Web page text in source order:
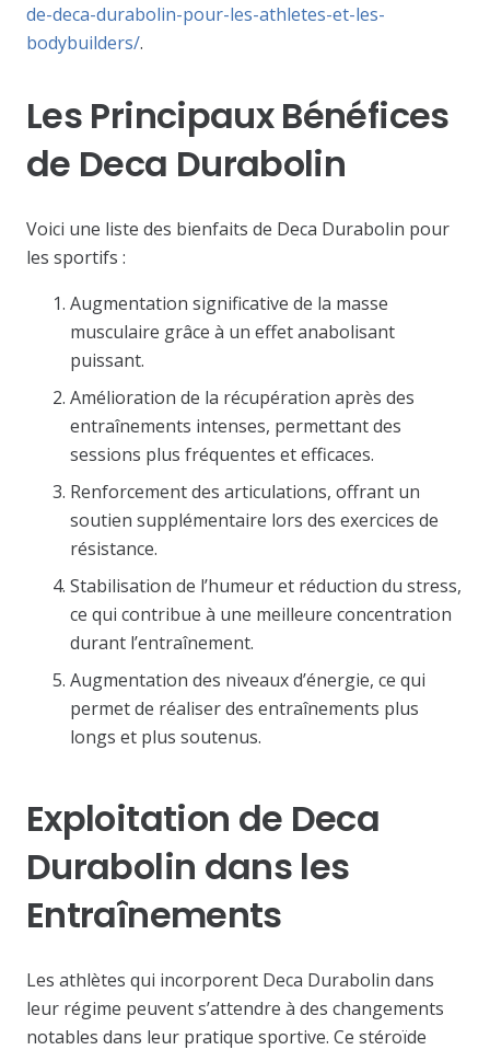
de-deca-durabolin-pour-les-athletes-et-les-
bodybuilders/.
Les Principaux Bénéfices
de Deca Durabolin
Voici une liste des bienfaits de Deca Durabolin pour
les sportifs :
Augmentation significative de la masse
musculaire grâce à un effet anabolisant
puissant.
Amélioration de la récupération après des
entraînements intenses, permettant des
sessions plus fréquentes et efficaces.
Renforcement des articulations, offrant un
soutien supplémentaire lors des exercices de
résistance.
Stabilisation de l’humeur et réduction du stress,
ce qui contribue à une meilleure concentration
durant l’entraînement.
Augmentation des niveaux d’énergie, ce qui
permet de réaliser des entraînements plus
longs et plus soutenus.
Exploitation de Deca
Durabolin dans les
Entraînements
Les athlètes qui incorporent Deca Durabolin dans
leur régime peuvent s’attendre à des changements
notables dans leur pratique sportive. Ce stéroïde